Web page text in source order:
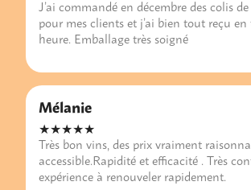
J’ai commandé en décembre des colis
pour mes clients et j’ai bien tout reçu
heure. Emballage très soigné
Mélanie
★★★★★
Très bon vins, des prix vraiment
accessible.Rapidité et efficacité . Très
expérience à renouveler rapidement.